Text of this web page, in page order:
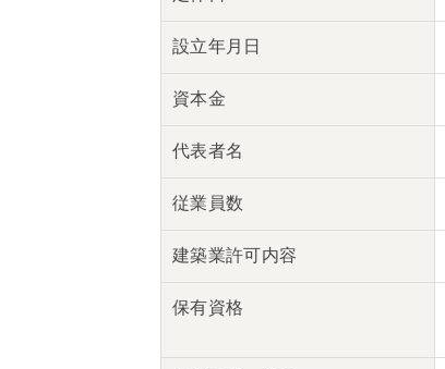
設立年月日
資本金
代表者名
従業員数
建築業許可内容
保有資格